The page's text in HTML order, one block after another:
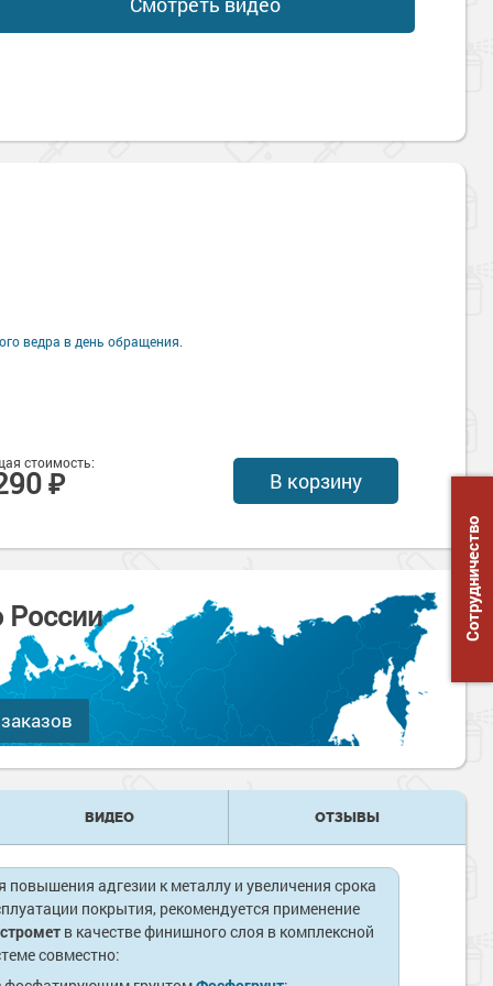
ведра в день обращения.
стоимость:
₽ В корзину
России
ВИДЕО ОТЗЫВЫ
повышения адгезии к металлу и увеличения срока
покрытия, рекомендуется применение
в качестве финишного слоя в комплексной
совместно:
Сотрудничество